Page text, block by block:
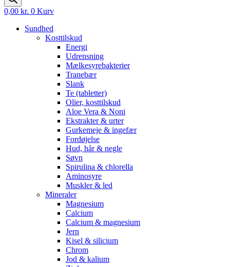
0,00 kr. 0 Kurv
Sundhed
Kosttilskud
Energi
Udrensning
Mælkesyrebakterier
Tranebær
Slank
Te (tabletter)
Olier, kosttilskud
Aloe Vera & Noni
Ekstrakter & urter
Gurkemeje & ingefær
Fordøjelse
Hud, hår & negle
Søvn
Spirulina & chlorella
Aminosyre
Muskler & led
Mineraler
Magnesium
Calcium
Calcium & magnesium
Jern
Kisel & silicium
Chrom
Jod & kalium